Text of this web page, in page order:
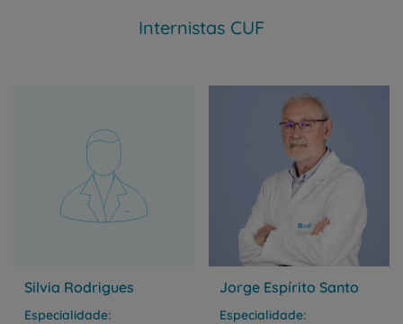
Internistas CUF
Silvia Rodrigues
Especialidade
Jorge Espírito Santo
Especialidade